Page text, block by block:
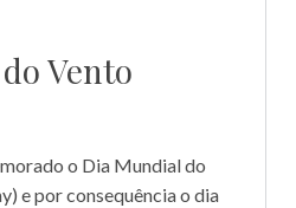
Vento
o Dia Mundial do
e por consequência o dia